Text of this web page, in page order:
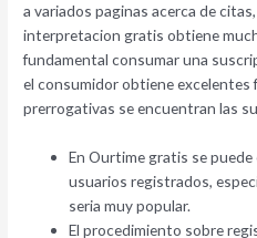
a variados paginas acerca de
interpretacion gratis obtiene
fundamental consumar una
el consumidor obtiene excelentes
prerrogativas se encuentran las
En Ourtime gratis se
usuarios registrados,
seri­a muy popular.
El procedimiento sobre